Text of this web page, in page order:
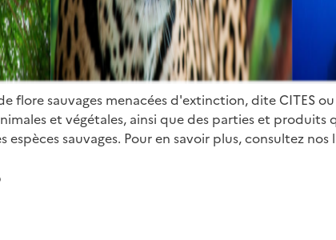
flore sauvages menacées d'extinction, dite CITES
et végétales, ainsi que des parties et produits
sauvages. Pour en savoir plus, consultez nos